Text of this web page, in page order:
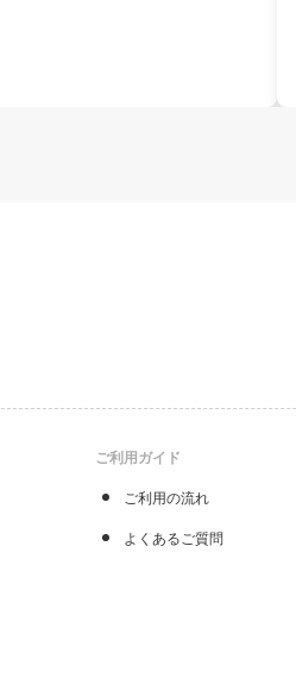
ご利用ガイド
ご利用の流れ
よくあるご質問